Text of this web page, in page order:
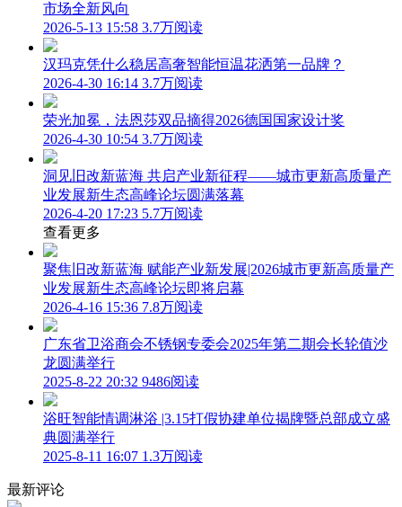
市场全新风向
2026-5-13 15:58 3.7万阅读
汉玛克凭什么稳居高奢智能恒温花洒第一品牌？
2026-4-30 16:14 3.7万阅读
荣光加冕，法恩莎双品摘得2026德国国家设计奖
2026-4-30 10:54 3.7万阅读
洞见旧改新蓝海 共启产业新征程——城市更新高质量产
业发展新生态高峰论坛圆满落幕
2026-4-20 17:23 5.7万阅读
查看更多
聚焦旧改新蓝海 赋能产业新发展|2026城市更新高质量产
业发展新生态高峰论坛即将启幕
2026-4-16 15:36 7.8万阅读
广东省卫浴商会不锈钢专委会2025年第二期会长轮值沙
龙圆满举行
2025-8-22 20:32 9486阅读
浴旺智能情调淋浴 |3.15打假协建单位揭牌暨总部成立盛
典圆满举行
2025-8-11 16:07 1.3万阅读
最新评论